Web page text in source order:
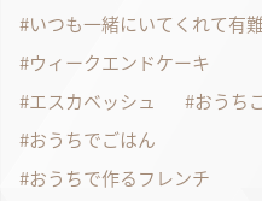
いつも一緒にいてくれて有
ウィークエンドケーキ
エスカベッシュ
おうち
おうちでごはん
おうちで作るフレンチ